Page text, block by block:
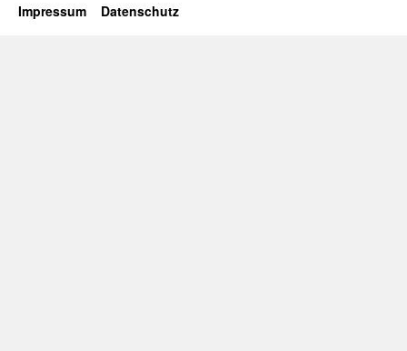
Impressum Datenschutz